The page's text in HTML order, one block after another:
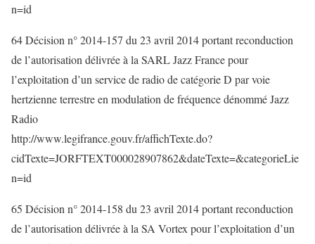
n=id
64 Décision n° 2014-157 du 23 avril 2014 portant reconduction
de l’autorisation délivrée à la SARL Jazz France pour
l’exploitation d’un service de radio de catégorie D par voie
hertzienne terrestre en modulation de fréquence dénommé Jazz
Radio
http://www.legifrance.gouv.fr/affichTexte.do?
cidTexte=JORFTEXT000028907862&dateTexte=&categorieLie
n=id
65 Décision n° 2014-158 du 23 avril 2014 portant reconduction
de l’autorisation délivrée à la SA Vortex pour l’exploitation d’un